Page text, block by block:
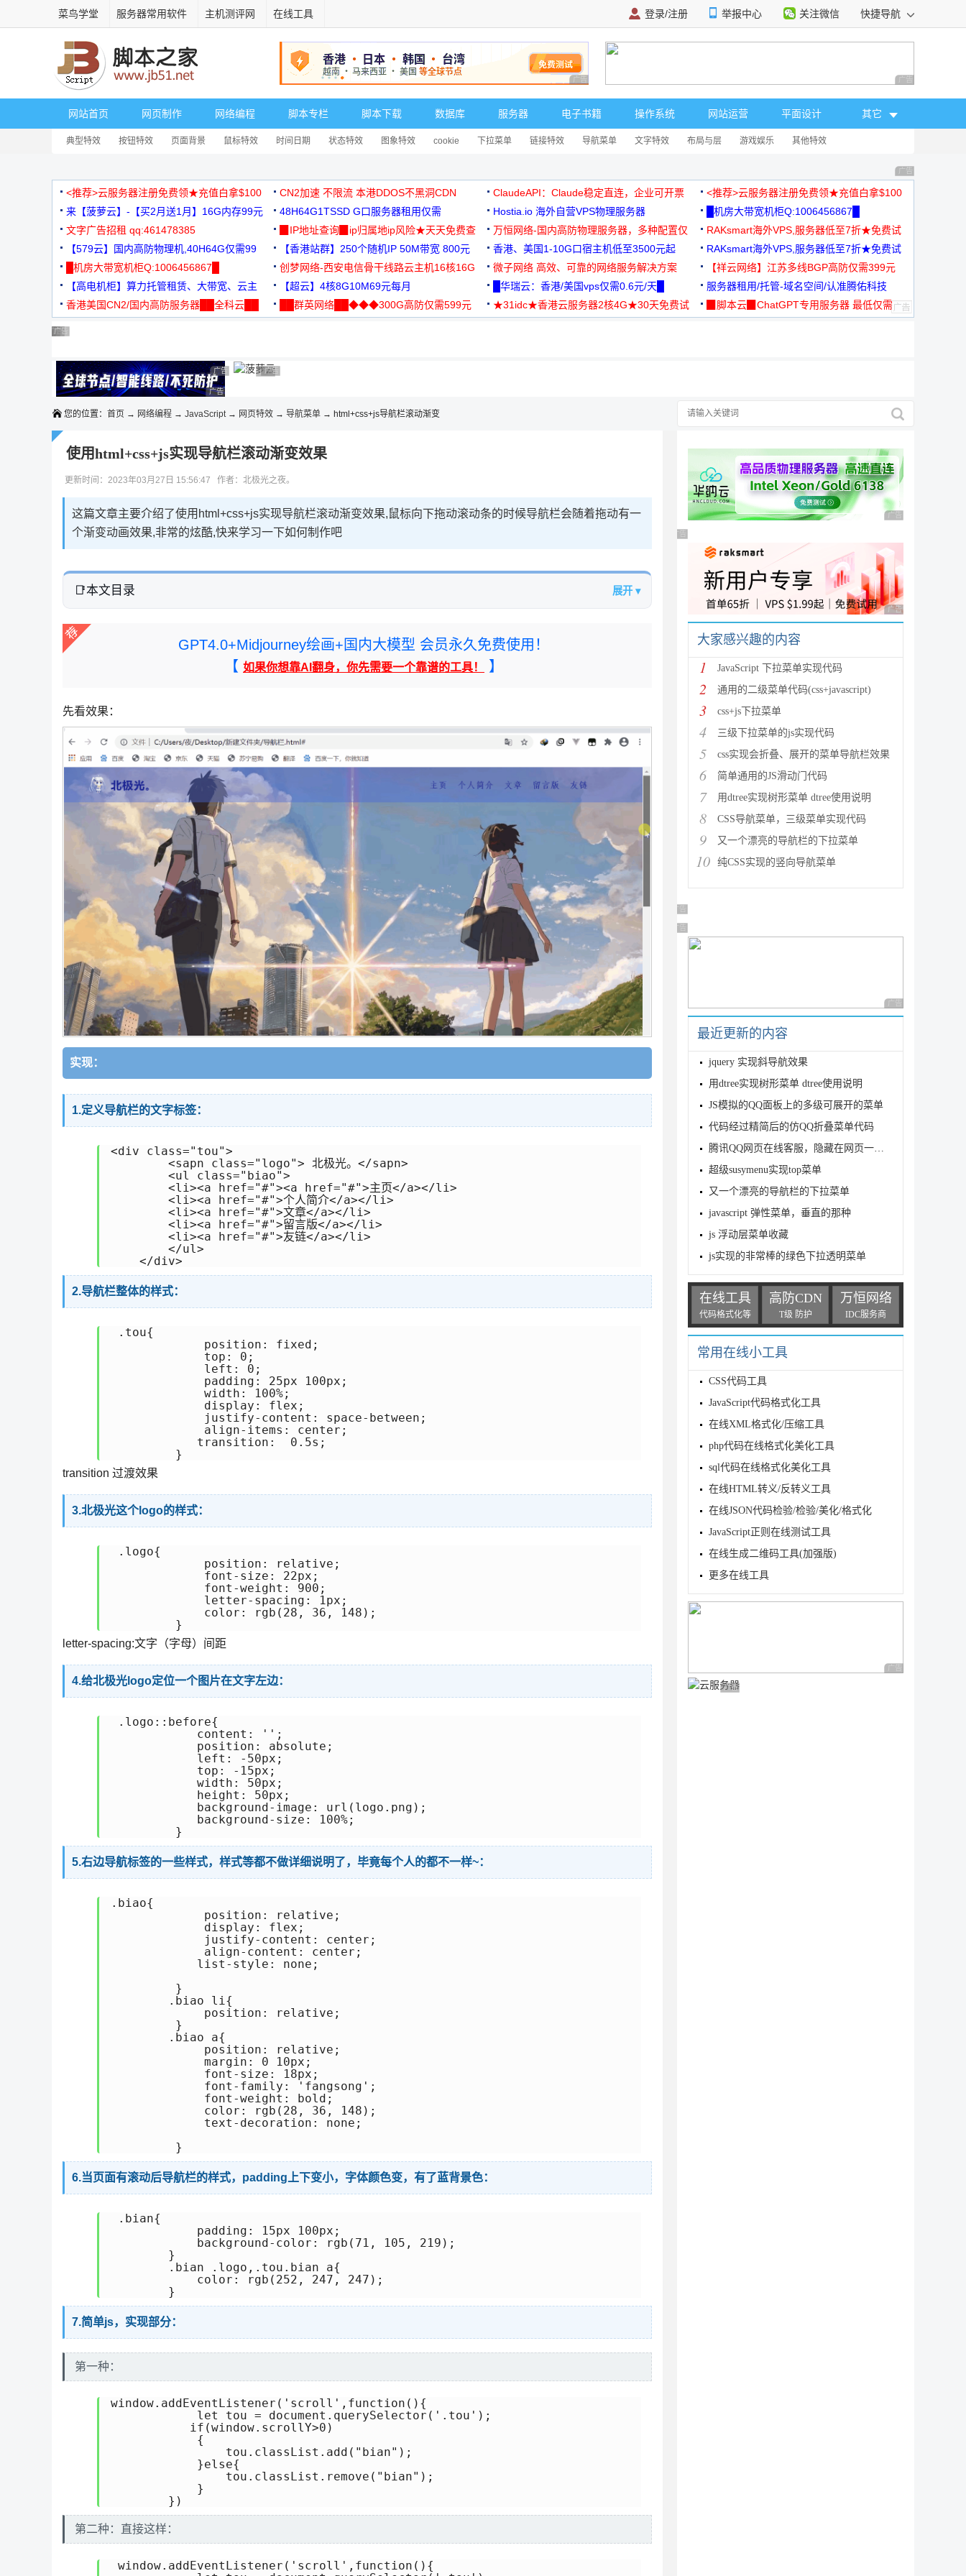
菜鸟学堂 服务器常用软件 主机测评网 在线工具 登录/注册 举报中心 关注微信 快捷导航
广告 商业广告，理性选择 广告 商业广告，理
网站首页 网页制作 网络编程 脚本专栏 脚本下载 数据库 服务器 电子书籍 操作系统 网站运营 平面设计 其它
典型特效 按钮特效 页面背景 鼠标特效 时间日期 状态特效 图象特效 cookie 下拉菜单 链接特效 导航菜单 文字特效 布局与层 游戏娱乐 其他特效
广告 商业广告，理
<推荐>云服务器注册免费领★充值白拿$100 CN2加速 不限流 本港DDOS不黑洞CDN ClaudeAPI：Claude稳定直连，企业可开票
<推荐>云服务器注册免费领★充值白拿$100
来【菠萝云】-【买2月送1月】16G内存99元
48H64G1TSSD G口服务器租用仅需
3000+可免费测试
Hostia.io 海外自营VPS物理服务器
█机房大带宽机柜Q:1006456867█
文字广告招租 qq:461478385
▉IP地址查询▉ip归属地ip风险★天天免费查
万恒网络-国内高防物理服务器，多种配置仅
99元/月起
RAKsmart海外VPS,服务器低至7折★免费试
用★
【579云】国内高防物理机,40H64G仅需99
元
【香港站群】250个随机IP 50M带宽 800元 香港、美国1-10G口宿主机低至3500元起
RAKsmart海外VPS,服务器低至7折★免费试
用★
█机房大带宽机柜Q:1006456867█
创梦网络-西安电信骨干线路云主机16核16G
88元/月
微子网络 高效、可靠的网络服务解决方案
【祥云网络】江苏多线BGP高防仅需399元
【高电机柜】算力托管租赁、大带宽、云主
机
【超云】4核8G10M69元每月 █华瑞云：香港/美国vps仅需0.6元/天█
服务器租用/托管-域名空间/认准腾佑科技
香港美国CN2/国内高防服务器██全科云██
██群英网络██◆◆◆300G高防仅需599元
★31idc★香港云服务器2核4G★30天免费试
▉脚本云▉ChatGPT专用服务器 最低仅需
广告 商业广告，理性选择
广告 商业广告，理性选择
广告 商业广告，理性选择
广告 商业广告，理性选择
广告 商业广告，理性选择
广告 商业广告，理性选择
广告 商业广告，理性选择
广告 商业广告，理性选择广告 商业广告，理性选择
广告 商业广告，理性选择
您的位置： 首页 → 网络编程 → JavaScript→ 网页特效 → 导航菜单 → html+css+js导航栏滚动渐变
使用html+css+js实现导航栏滚动渐变效果
更新时间：2023年03月27日 15:56:47 作者：北极光之夜。
这篇文章主要介绍了使用html+css+js实现导航栏滚动渐变效果,鼠标向下拖动滚动条的时候导航栏会随着拖动有一
个渐变动画效果,非常的炫酷,快来学习一下如何制作吧
本文目录 展开 ▾
GPT4.0+Midjourney绘画+国内大模型 会员永久免费使用！
【 如果你想靠AI翻身，你先需要一个靠谱的工具！ 】
先看效果：
实现：
1.定义导航栏的文字标签：
<div class="tou">
        <sapn class="logo"> 北极光。</sapn>
        <ul class="biao">
        <li><a href="#"><a href="#">主页</a></li>
        <li><a href="#">个人简介</a></li>
        <li><a href="#">文章</a></li>
        <li><a href="#">留言版</a></li>
        <li><a href="#">友链</a></li>
        </ul>
2.导航栏整体的样式：
.tou{
             position: fixed;
             top: 0;
             left: 0;
             padding: 25px 100px;
             width: 100%;
             display: flex;
             justify-content: space-between;
             align-items: center;
            transition:  0.5s;
transition 过渡效果
3.北极光这个logo的样式：
.logo{
             position: relative;
             font-size: 22px;
             font-weight: 900;
             letter-spacing: 1px;
             color: rgb(28, 36, 148);
letter-spacing:文字（字母）间距
4.给北极光logo定位一个图片在文字左边：
.logo::before{
            content: '';
            position: absolute;
            left: -50px;
            top: -15px;
            width: 50px;
            height: 50px;
            background-image: url(logo.png);
            background-size: 100%;
5.右边导航标签的一些样式，样式等都不做详细说明了，毕竟每个人的都不一样~：
.biao{
             position: relative;
             display: flex;
             justify-content: center;
             align-content: center;
            list-style: none;
         }
        .biao li{
             position: relative;
         }
        .biao a{
             position: relative;
             margin: 0 10px;
             font-size: 18px;
             font-family: 'fangsong';
             font-weight: bold;
             color: rgb(28, 36, 148);
             text-decoration: none;
6.当页面有滚动后导航栏的样式，padding上下变小，字体颜色变，有了蓝背景色：
.bian{
            padding: 15px 100px;
            background-color: rgb(71, 105, 219);
        }
        .bian .logo,.tou.bian a{
            color: rgb(252, 247, 247);
7.简单js，实现部分：
第一种：
window.addEventListener('scroll',function(){
            let tou = document.querySelector('.tou');
           if(window.scrollY>0)
            {
                tou.classList.add("bian");
            }else{
                tou.classList.remove("bian");
            }
第二种：直接这样：
window.addEventListener('scroll',function(){
广告 商业广告，理性
广告 商业广告，理性选择
广告 商业广告，理性
大家感兴趣的内容
1 JavaScript 下拉菜单实现代码
2 通用的二级菜单代码(css+javascript)
3 css+js下拉菜单
4 三级下拉菜单的js实现代码
5 css实现会折叠、展开的菜单导航栏效果
6 简单通用的JS滑动门代码
7 用dtree实现树形菜单 dtree使用说明
8 CSS导航菜单，三级菜单实现代码
9 又一个漂亮的导航栏的下拉菜单
10 纯CSS实现的竖向导航菜单
广告 商业广告，理性选择
广告 商业广告，理性选择
广告 商业广告，理性
最近更新的内容
jquery 实现斜导航效果
用dtree实现树形菜单 dtree使用说明
JS模拟的QQ面板上的多级可展开的菜单
代码经过精简后的仿QQ折叠菜单代码
腾讯QQ网页在线客服，隐藏在网页一侧的隐现效果二
超级susymenu实现top菜单
又一个漂亮的导航栏的下拉菜单
javascript 弹性菜单，垂直的那种
js 浮动层菜单收藏
js实现的非常棒的绿色下拉透明菜单
在线工具
代码格式化等
高防CDN
T级 防护
万恒网络
IDC服务商
常用在线小工具
CSS代码工具
JavaScript代码格式化工具
在线XML格式化/压缩工具
php代码在线格式化美化工具
sql代码在线格式化美化工具
在线HTML转义/反转义工具
在线JSON代码检验/检验/美化/格式化
JavaScript正则在线测试工具
在线生成二维码工具(加强版)
更多在线工具
广告 商业广告，理性
广告 商业广告，理性选择